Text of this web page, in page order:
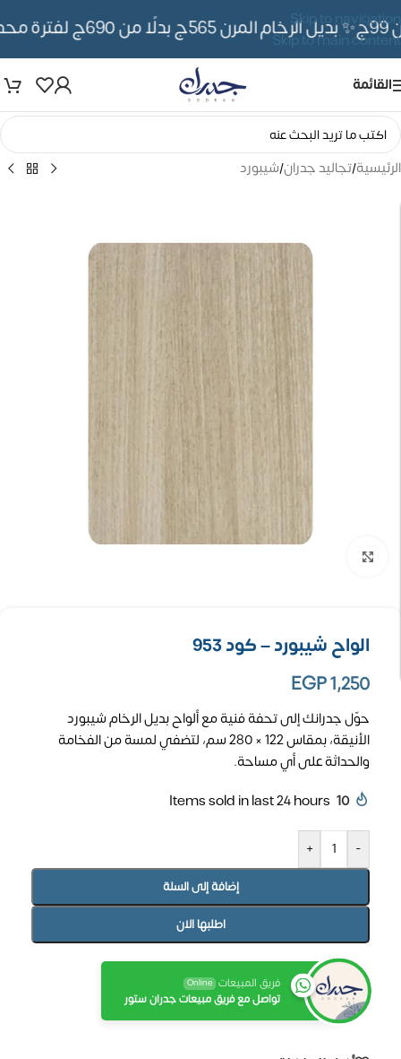
Skip to navigation
Skip to main content
✨ بديل الرخام المرن 565ج بدلًا من 690ج لفترة محدوده
القائمة
الرئيسية/تجاليد جدران/شيبورد
الواح شيبورد – كود 953
EGP1,250
حوّل جدرانك إلى تحفة فنية مع ألواح بديل الرخام شيبورد
الأنيقة، بمقاس 122 × 280 سم، لتضفي لمسة من الفخامة
والحداثة على أي مساحة.
10
Items sold in last 24 hours
-
+
إضافة إلى السلة
اطلبها الان
فريق المبيعات Online
تواصل مع فريق مبيعات جدران ستور